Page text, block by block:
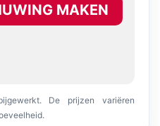
MAKEN
De prijzen variëren